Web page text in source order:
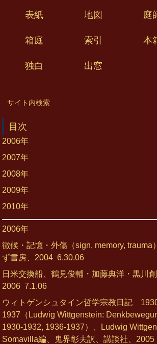
表紙 地図 庭
箱庭 索引 本
独白 出窓
サイト内検索
目次
2006年
2007年
2008年
2009年
2010年
2006年
徴候・記憶・外傷（sign, memory, trauma
ず書房、2004 6.30.06
日米交換船、鶴見俊輔・加藤典洋・黒川創
2006 7.1.06
ウィトゲンシュタイン哲学宗教日記
1937（Ludwig Wittgenstein:
1930-1932, 1936-1937）、Ludwig
Somavilla編、鬼界彰夫訳、講談社、2005